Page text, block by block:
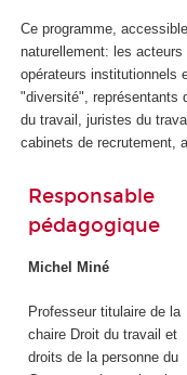
Ce programme,
naturellement: les
opérateurs institutionnels
"diversité", représentants
du travail, juristes du
cabinets de recrutement,
Responsable
pédagogique
Michel Miné
Professeur titulaire de la
chaire Droit du travail et
droits de la personne du